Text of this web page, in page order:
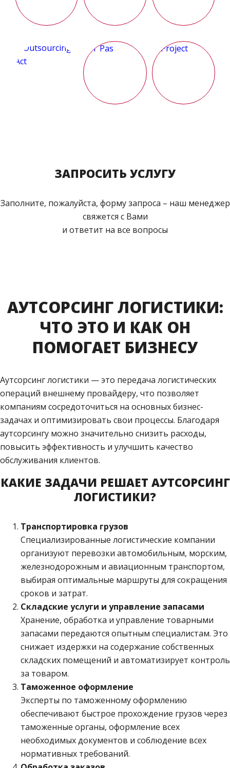
ЗАПРОСИТЬ УСЛУГУ
Заполните, пожалуйста, форму запроса – наш менеджер
свяжется с Вами
и ответит на все вопросы
АУТСОРСИНГ ЛОГИСТИКИ:
ЧТО ЭТО И КАК ОН
ПОМОГАЕТ БИЗНЕСУ
Аутсорсинг логистики — это передача логистических
операций внешнему провайдеру, что позволяет
компаниям сосредоточиться на основных бизнес-
задачах и оптимизировать свои процессы. Благодаря
аутсорсингу можно значительно снизить расходы,
повысить эффективность и улучшить качество
обслуживания клиентов.
КАКИЕ ЗАДАЧИ РЕШАЕТ АУТСОРСИНГ
ЛОГИСТИКИ?
Транспортировка грузов
Специализированные логистические компании
организуют перевозки автомобильным, морским,
железнодорожным и авиационным транспортом,
выбирая оптимальные маршруты для сокращения
сроков и затрат.
Складские услуги и управление запасами
Хранение, обработка и управление товарными
запасами передаются опытным специалистам. Это
снижает издержки на содержание собственных
складских помещений и автоматизирует контроль
за товаром.
Таможенное оформление
Эксперты по таможенному оформлению
обеспечивают быстрое прохождение грузов через
таможенные органы, оформление всех
необходимых документов и соблюдение всех
нормативных требований.